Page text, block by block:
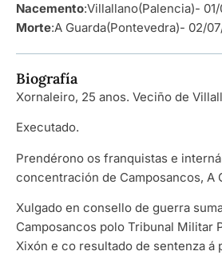
Nacemento:Villallano(Palencia)- 01/
Morte:A Guarda(Pontevedra)- 02/
Biografía
Xornaleiro, 25 anos. Veciño de
Executado.
Prendérono os franquistas e
concentración de Camposancos, A
Xulgado en consello de guerra
Camposancos polo Tribunal Militar
Xixón e co resultado de sentenza á